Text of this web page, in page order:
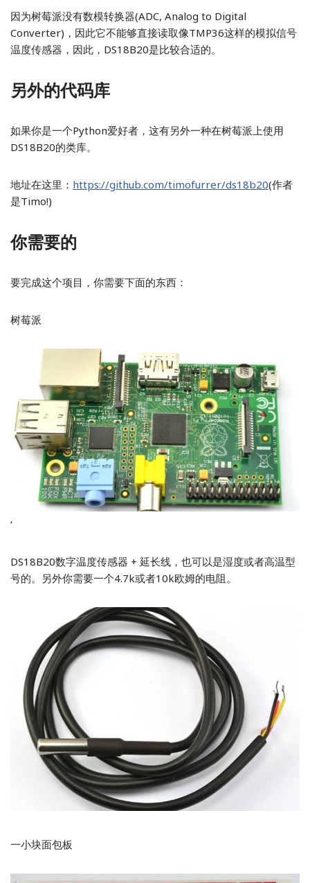
因为树莓派没有数模转换器(ADC, Analog to Digital
Converter)，因此它不能够直接读取像TMP36这样的模拟信号
温度传感器，因此，DS18B20是比较合适的。
另外的代码库
如果你是一个Python爱好者，这有另外一种在树莓派上使用
DS18B20的类库。
地址在这里： https://github.com/timofurrer/ds18b20(作者
是Timo!)
你需要的
要完成这个项目，你需要下面的东西：
树莓派
‘
DS18B20数字温度传感器 + 延长线，也可以是湿度或者高温型
号的。另外你需要一个4.7k或者10k欧姆的电阻。
一小块面包板